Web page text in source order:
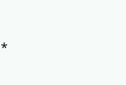
*